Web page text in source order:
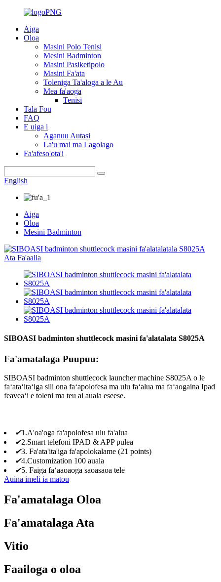
Aiga
Oloa
Masini Polo Tenisi
Mesini Badminton
Masini Pasiketipolo
Masini Fa'ata
Toleniga Ta'aloga a le Au
Mea fa'aoga
Tenisi
Tala Fou
FAQ
E uiga i
Aganuu Autasi
La'u mai ma Lagolago
Fa'afeso'ota'i
English
Aiga
Oloa
Mesini Badminton
SIBOASI badminton shuttlecock masini fa'alatalata S8025A
Fa'amatalaga Puupuu:
SIBOASI badminton shuttlecock launcher machine S8025A o le
faʻataʻitaʻiga sili ona faʻapolofesa ma ulu faʻalua ma faʻaogaina Ipad
feaveaʻi e toleni ma teu ai auala eseese.
✔1.A'oa'oga fa'apolofesa ulu fa'alua
✔2.Smart telefoni IPAD & APP pulea
✔3. Fa'ata'ita'iga fa'apolokalame (21 points)
✔4.Customization 100 auala
✔5. Faiga faʻaaoaoga saoasaoa tele
Auina imeli ia matou
Fa'amatalaga Oloa
Fa'amatalaga Ata
Vitio
Faailoga o oloa